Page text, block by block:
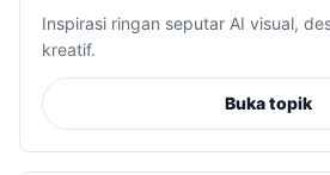
Inspirasi ringan seputar AI visual,
kreatif.
Buka topik